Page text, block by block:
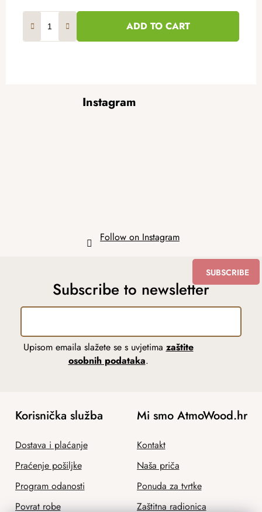
ADD TO CART
Instagram
Follow on Instagram
Subscribe to newsletter
Upisom emaila slažete se s uvjetima zaštite
osobnih podataka.
SUBSCRIBE
Korisnička služba
Dostava i plaćanje
Praćenje pošiljke
Program odanosti
Povrat robe
Mi smo AtmoWood.hr
Kontakt
Naša priča
Ponuda za tvrtke
Zaštitna radionica